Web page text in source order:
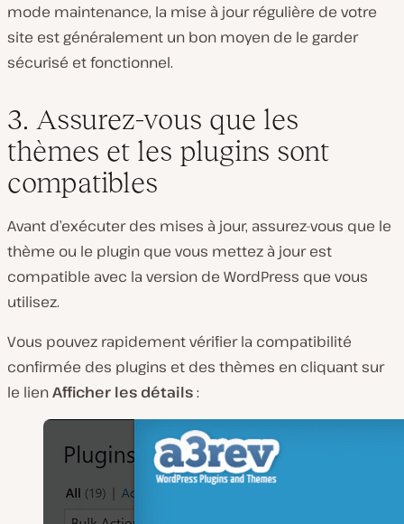
mode maintenance, la mise à jour régulière de votre
site est généralement un bon moyen de le garder
sécurisé et fonctionnel.
3. Assurez-vous que les
thèmes et les plugins sont
compatibles
Avant d’exécuter des mises à jour, assurez-vous que le
thème ou le plugin que vous mettez à jour est
compatible avec la version de WordPress que vous
utilisez.
Vous pouvez rapidement vérifier la compatibilité
confirmée des plugins et des thèmes en cliquant sur
le lienAfficher les détails: